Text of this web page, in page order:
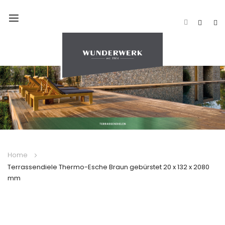
Home
Terrassendiele Thermo-Esche Braun gebürstet 20 x 132 x 2080
mm